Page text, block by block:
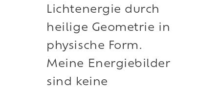
Lichtenergie durch
heilige Geometrie in
physische Form.
Meine Energiebilder
sind keine